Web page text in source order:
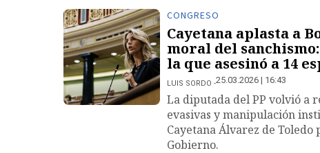
CONGRESO
Cayetana aplasta a
moral del
la que asesinó a 14
LUIS SORDO 25.03.2026 | 16:43
La diputada del PP volvió a
evasivas y manipulación
Cayetana Álvarez de
Gobierno.